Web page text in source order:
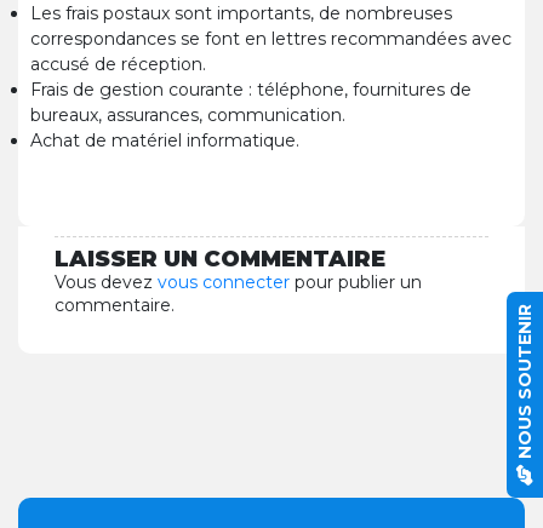
Les frais postaux sont importants, de nombreuses
correspondances se font en lettres recommandées avec
accusé de réception.
Frais de gestion courante : téléphone, fournitures de
bureaux, assurances, communication.
Achat de matériel informatique.
LAISSER UN COMMENTAIRE
Vous devez vous connecter pour publier un
commentaire.
NOUS SOUTENIR